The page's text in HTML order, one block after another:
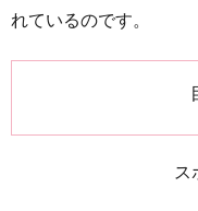
れているのです。
ス